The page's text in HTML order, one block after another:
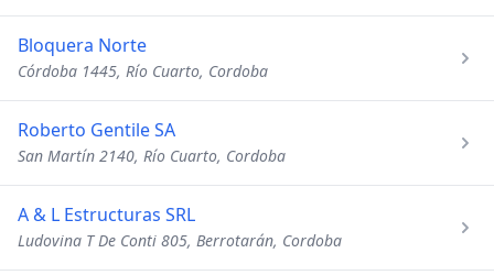
Bloquera Norte
Córdoba 1445, Río Cuarto, Cordoba
Roberto Gentile SA
San Martín 2140, Río Cuarto, Cordoba
A & L Estructuras SRL
Ludovina T De Conti 805, Berrotarán, Cordoba